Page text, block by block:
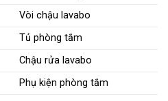
Vòi chậu lavabo
Tủ phòng tắm
Chậu rửa lavabo
Phụ kiện phòng tắm